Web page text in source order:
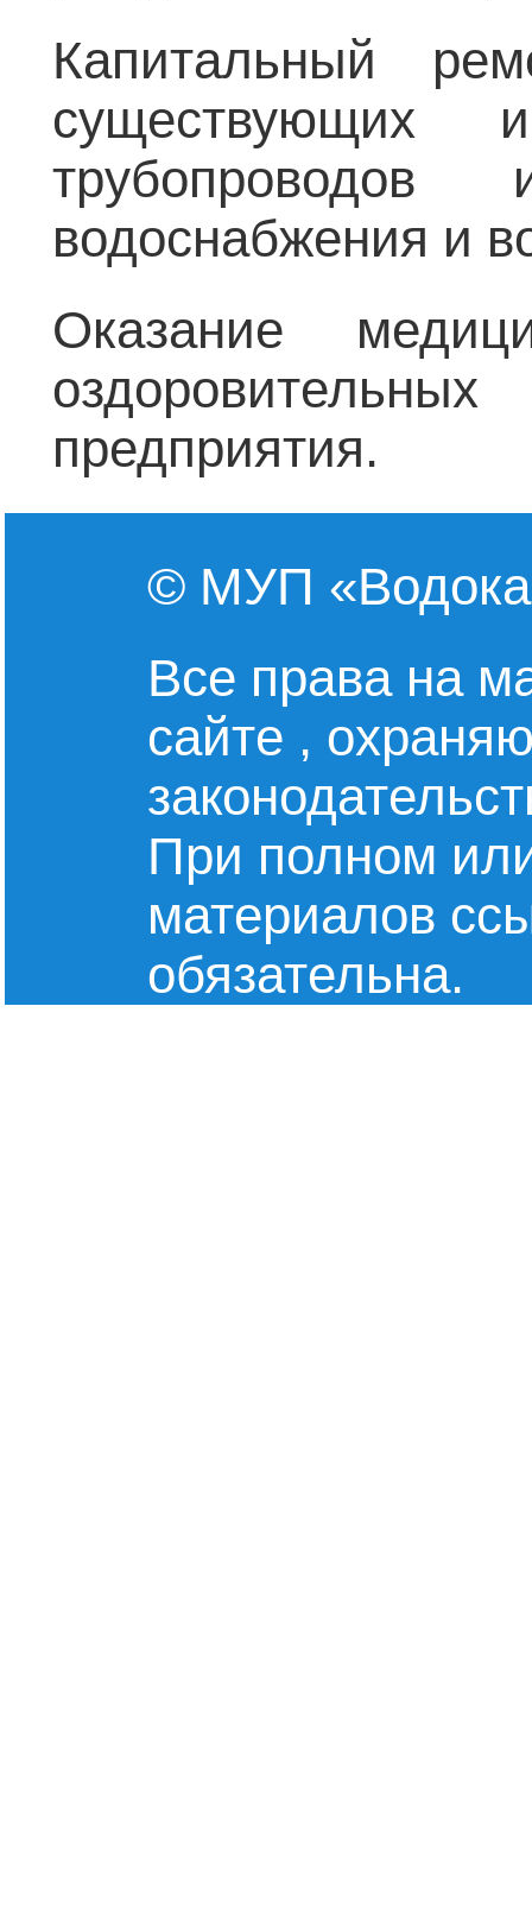
Капитальный
существующих
водоснабжения и
Оказание
предприятия.
© МУП
Все права на
сайте ,
При полном
материалов
обязательна.